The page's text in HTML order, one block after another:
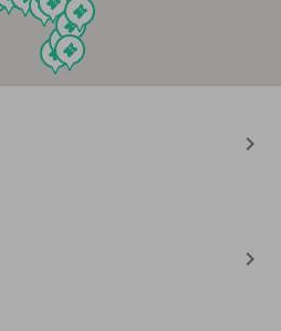
events
events
events
events
events
events